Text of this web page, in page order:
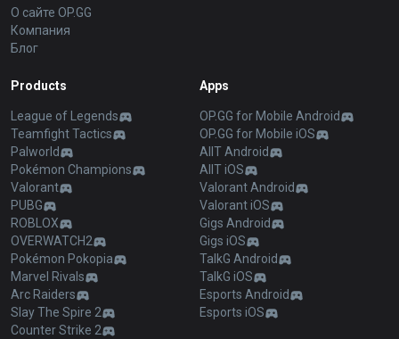
О сайте OP.GG
Компания
Блог
Products
League of Legends
Teamfight Tactics
Palworld
Pokémon Champions
Valorant
PUBG
ROBLOX
OVERWATCH2
Pokémon Pokopia
Marvel Rivals
Arc Raiders
Slay The Spire 2
Counter Strike 2
Apps
OP.GG for Mobile Android
OP.GG for Mobile iOS
AllT Android
AllT iOS
Valorant Android
Valorant iOS
Gigs Android
Gigs iOS
TalkG Android
TalkG iOS
Esports Android
Esports iOS